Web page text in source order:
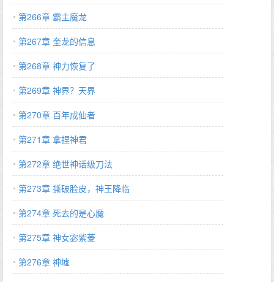
第266章 霸主魔龙
第267章 奎龙的信息
第268章 神力恢复了
第269章 神界？天界
第270章 百年成仙者
第271章 拿捏神君
第272章 绝世神话级刀法
第273章 撕破脸皮，神王降临
第274章 死去的是心魔
第275章 神女宓紫菱
第276章 神墟